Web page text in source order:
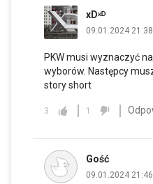
xDˣᴰ
09.01.2024 21:38
PKW musi wyznaczyć
wyborów. Następcy
story short
3 1
Gość
09.01.2024 21:46